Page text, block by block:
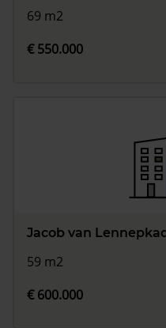
69 m2
€ 550.000
Jacob van
59 m2
€ 600.000